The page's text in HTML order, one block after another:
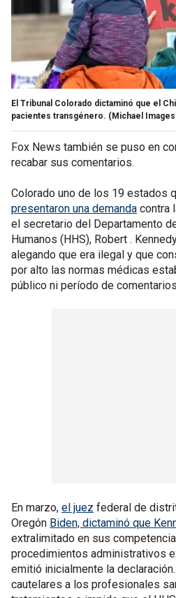
El Tribunal Colorado dictaminó que el
pacientes transgénero. (Michael
Fox News también se puso en
recabar sus comentarios.
Colorado uno de los 19 estados
presentaron una demanda contra
el secretario del Departamento
Humanos (HHS), Robert .
alegando que era ilegal y que
por alto las normas médicas
público ni período de
En marzo, el juez federal de
Oregón Biden, dictaminó que
extralimitado en sus
procedimientos administrativos
emitió inicialmente la
cautelares a los profesionales